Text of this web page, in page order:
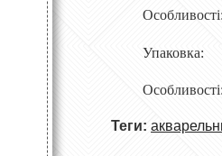
Особливості:
Упаковка:
Особливості:
Теги: